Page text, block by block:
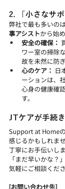
2. 「小さなサ
弊社で最も多いのは
事アシストから始
安全の確保：
ワー室の掃除
故を未然に防ぎ
心のケア： 日
ーションは、
心身の健康確
す。
JTケアが手続
Support at Home
感じるかもしれま
丁寧にお手伝いしま
「まだ早いかな？
気軽にご相談くださ
[お問い合わせ先]